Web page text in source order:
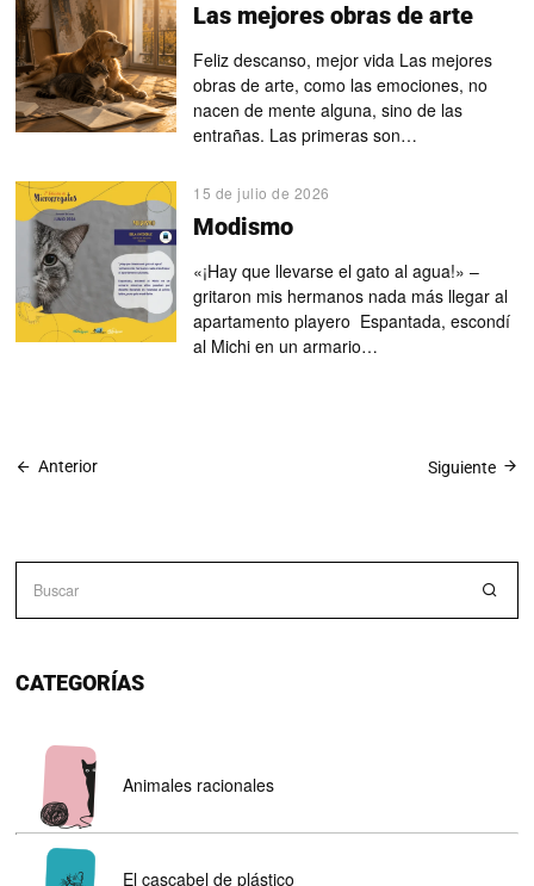
Las mejores obras de arte
Feliz descanso, mejor vida Las mejores
obras de arte, como las emociones, no
nacen de mente alguna, sino de las
entrañas. Las primeras son…
15 de julio de 2026
Modismo
«¡Hay que llevarse el gato al agua!» –
gritaron mis hermanos nada más llegar al
apartamento playero Espantada, escondí
al Michi en un armario…
Anterior Siguiente
CATEGORÍAS
Animales racionales
El cascabel de plástico